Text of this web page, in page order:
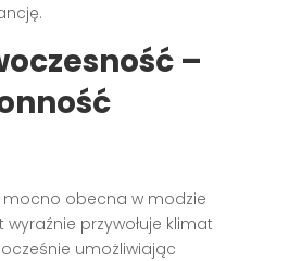
–
mocno obecna w modzie
przywołuje klimat
umożliwiając